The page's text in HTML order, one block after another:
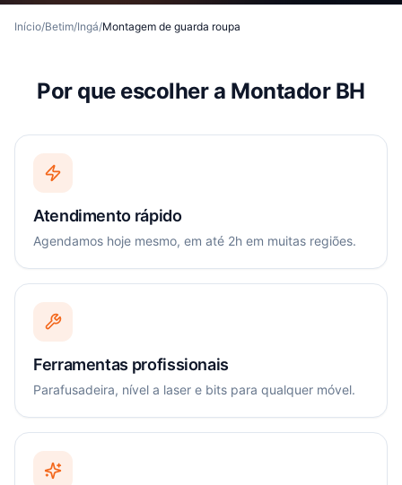
Início/Betim/Ingá/Montagem de guarda roupa
Por que escolher a Montador BH
Atendimento rápido
Agendamos hoje mesmo, em até 2h em muitas regiões.
Ferramentas profissionais
Parafusadeira, nível a laser e bits para qualquer móvel.